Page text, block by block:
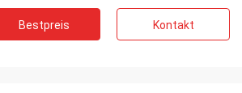
Bestpreis Kontakt